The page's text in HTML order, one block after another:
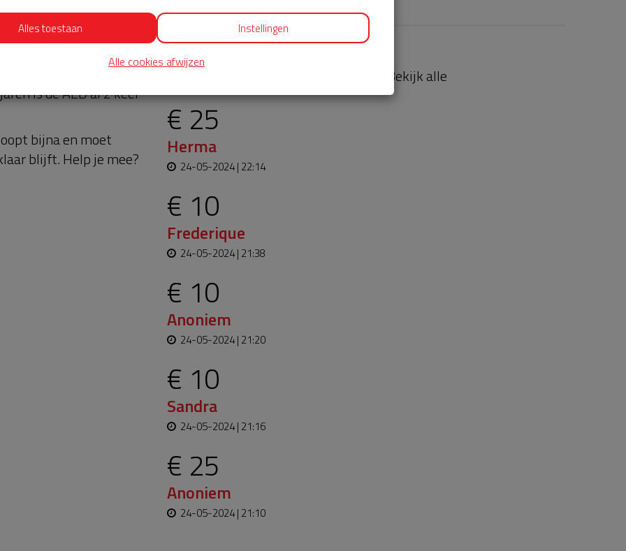
bijdrage van velen
noodgeval een AED
is de AED al 2 keer
bijna en moet
blijft. Help je mee?
Laatste donaties Bekijk alle
€ 25
Herma
24-05-2024 | 22:14
€ 10
Frederique
24-05-2024 | 21:38
€ 10
Anoniem
24-05-2024 | 21:20
€ 10
Sandra
24-05-2024 | 21:16
€ 25
Anoniem
24-05-2024 | 21:10
Alles toestaan Instellingen
Alle cookies afwijzen